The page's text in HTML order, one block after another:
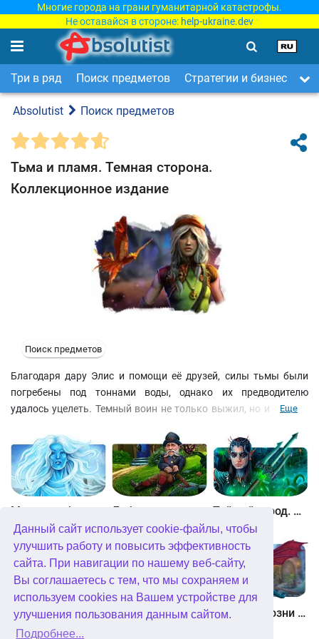
Данный сайт использует cookie-файлы, чтобы
улучшить работу и повысить эффективность
сайта. При навигации по нашему веб-сайту,
Вы соглашаетесь с тем, что мы сохраняем и
используем cookies на Вашем устройстве для
улучшения пользования данным сайтом.
Подробнее...
Многие города на грани гуманитарной катастрофы.
Не оставайся в стороне: help-ukraine.dev
Три в ряд Поиск предметов Стратегии и бизнес
Absolutist Поиск предметов
Тьма и пламя. Темная сторона.
Коллекционное издание
Поиск предметов
Благодаря дару Элис и помощи её друзей, силы тьмы были
погребены под тоннами воды, однако их предводителю
удалось уцелеть. Темный воин не только выжил, но и вызвал
Великого Каньона. О том, что там происходило, многие
десятилетия люди только догадывались. Более того, сила
волшебного огня, заключенная в Элис, начала угасать.
Помогите друзьям в опасном путешествии по землям,
захваченным Тьмой, чтобы раз и навсегда победить зло!
Еще
Тайный город. Подводное королевство. Коллекционное издание
Небесные земли. Пробуждение гигантов. Коллекционное издание Загадки Нью-Йорка. Пробуждение. Коллекционное издание Химеры. Козни зла. Коллекционное издание